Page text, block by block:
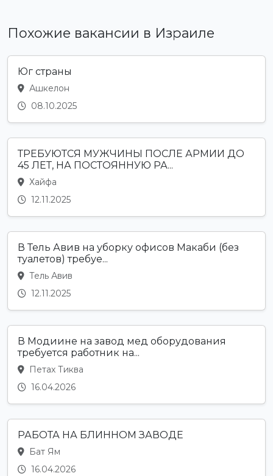
Похожие вакансии в Израиле
Юг страны
Ашкелон
08.10.2025
ТРЕБУЮТСЯ МУЖЧИНЫ ПОСЛЕ АРМИИ ДО
45 ЛЕТ, НА ПОСТОЯННУЮ РА...
Хайфа
12.11.2025
В Тель Авив на уборку офисов Макаби (без
туалетов) требуе...
Тель Авив
12.11.2025
В Модиине на завод мед оборудования
требуется работник на...
Петах Тиква
16.04.2026
РАБОТА НА БЛИННОМ ЗАВОДЕ
Бат Ям
16.04.2026